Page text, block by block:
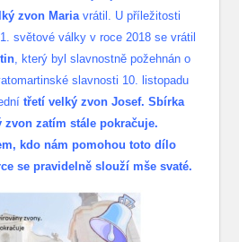
zvon Mariavrátil. U příležitosti
světové války v roce 2018 se vrátil
, který byl slavnostně požehnán o
slavnosti 10. listopadu
třetí velký zvon Josef. Sbírka
zatím stále pokračuje.
kdo nám pomohou toto dílo
se pravidelně slouží mše svaté.